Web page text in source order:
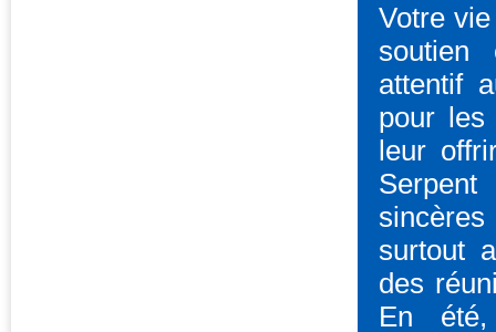
Votre
soutien
attentif
pour les
leur
sincères
surtout
des
En